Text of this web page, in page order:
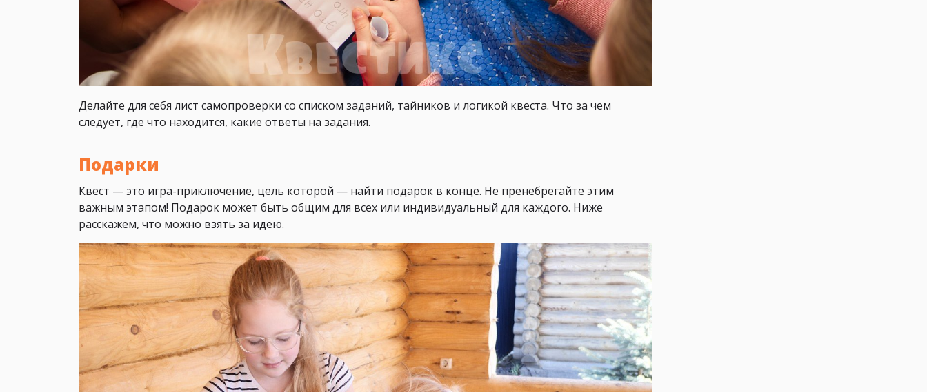
Делайте для себя лист самопроверки со списком заданий, тайников и логикой квеста. Что за чем
следует, где что находится, какие ответы на задания.
Подарки
Квест — это игра-приключение, цель которой — найти подарок в конце. Не пренебрегайте этим
важным этапом! Подарок может быть общим для всех или индивидуальный для каждого. Ниже
расскажем, что можно взять за идею.